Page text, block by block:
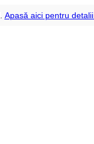
Apasă aici pentru detalii.